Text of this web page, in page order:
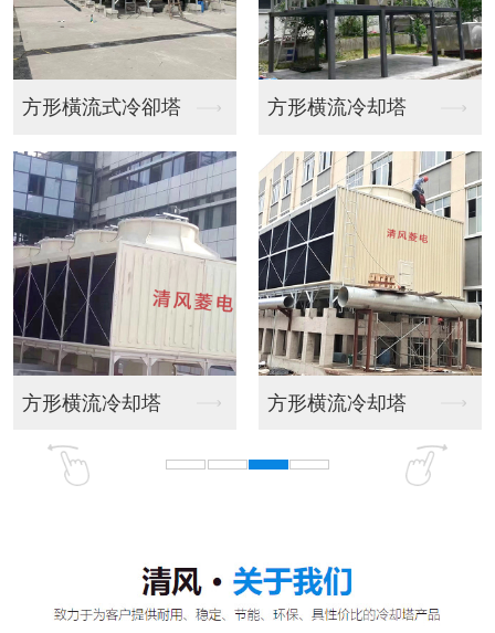
方形横流冷却塔
方形横流冷却塔
方形逆流冷却塔
方形逆流冷却塔